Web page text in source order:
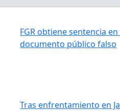
FGR obtiene sentencia
documento público falso
Tras enfrentamiento en